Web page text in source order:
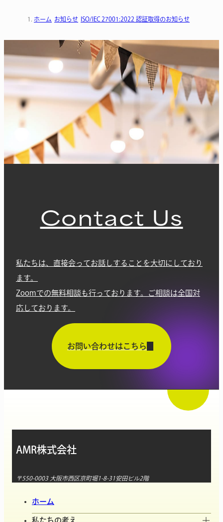
ホーム お知らせ ISO/IEC 27001:2022 認証取得のお知らせ
Contact Us
私たちは、直接会ってお話しすることを大切にしており
ます。
Zoomでの無料相談も行っております。ご相談は全国対
応しております。
お問い合わせはこちら
AMR株式会社
〒550-0003 大阪市西区京町堀1-8-31安田ビル2階
ホーム
私たちの考え